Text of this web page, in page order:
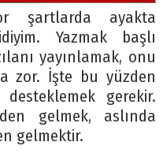
şartlarda ayakta
Yazmak başlı
yayınlamak, onu
zor. İşte bu yüzden
gerekir.
gelmek, aslında
gelmektir.